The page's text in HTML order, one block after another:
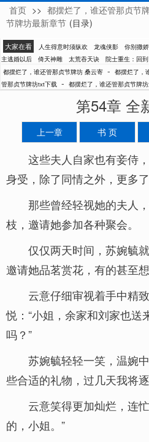
桑云寄
首页 >> 都摆烂了，谁还管那贞节
节牌坊最新章节 (目录)
大家在看 人生得意时须纵欢 龙魂侠影 你别撒
主逃婚以后
倚天神雕 太荒吞天诀 院士重生：回
都摆烂了，谁还管那贞节牌坊 桑云寄 - 都摆烂了，
管那贞节牌坊txt下载 - 都摆烂了，谁还管那贞节牌
第54章 全
上一章 书 页
这些夫人自家也有妾侍
身受，除了同情之外，更多了
那些曾经轻视她的夫人
枝，邀请她参加各种聚会。
仅仅两天时间，苏婉毓
邀请她品茗赏花，有的甚至
云意仔细审视着手中精
悦：“小姐，余家和刘家也送
吗？”
苏婉毓轻轻一笑，温婉
些合适的礼物，过几天我将
云意笑得更加灿烂，连
的，小姐。”